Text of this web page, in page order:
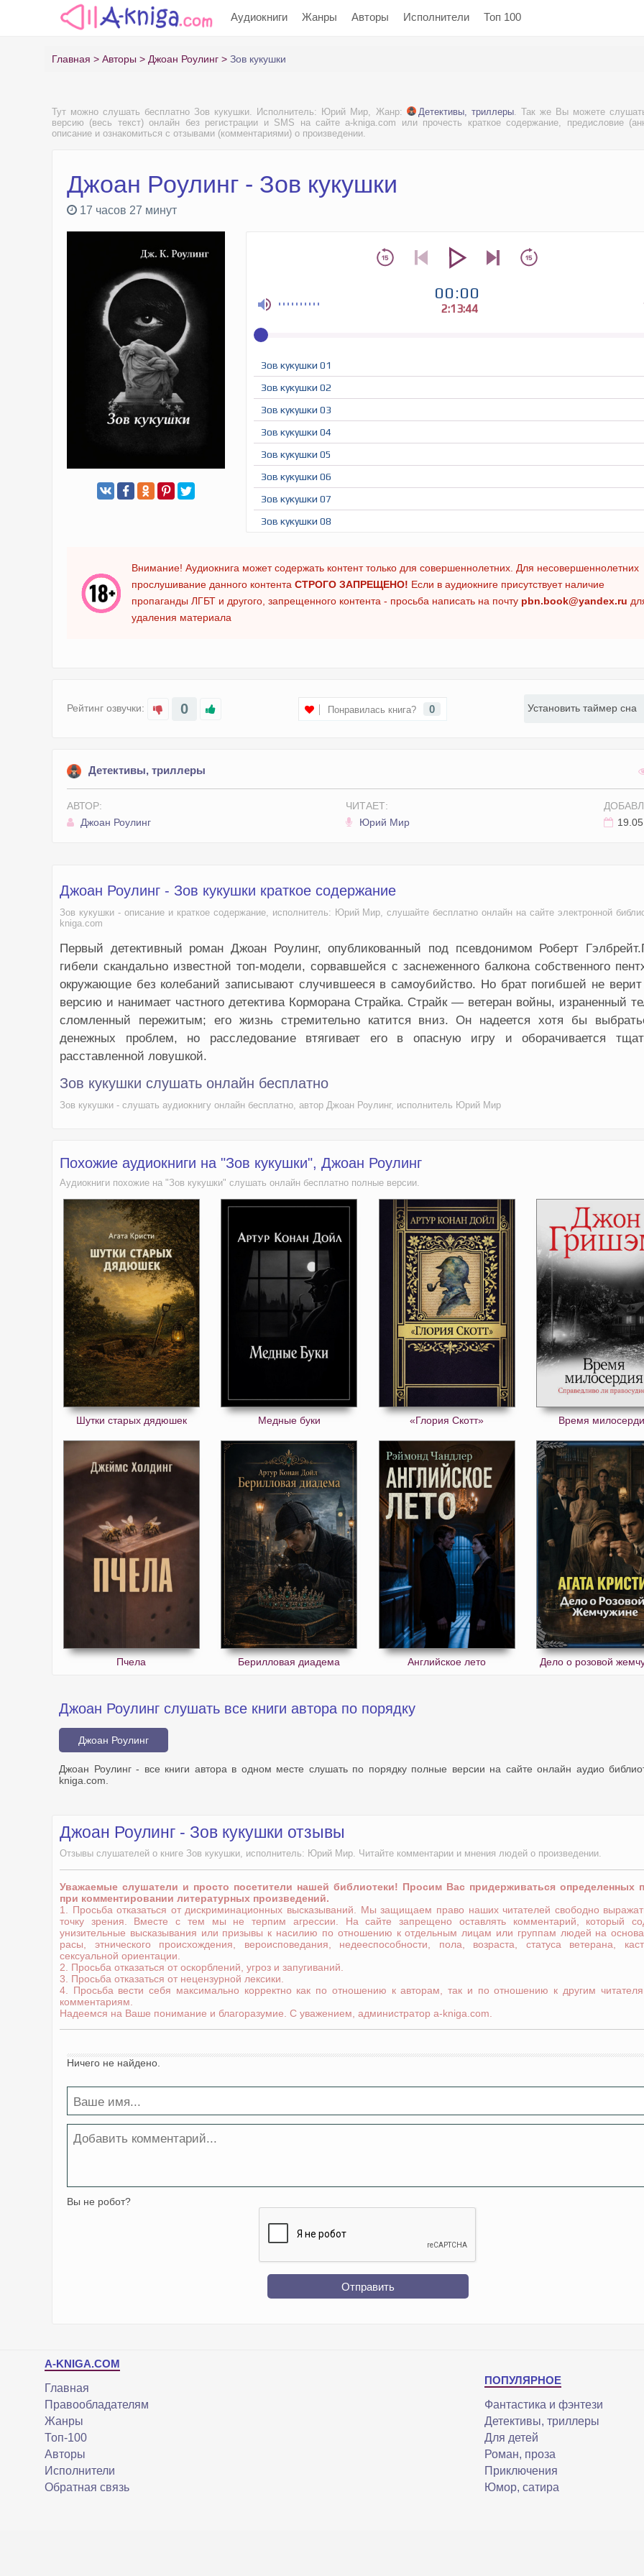
Аудиокниги Жанры Авторы Исполнители Топ 100
Главная Авторы Джоан Роулинг Зов кукушки
Тут можно слушать бесплатно Зов кукушки. Исполнитель: Юрий Мир, Жанр: Детективы, триллеры. Так же Вы можете
версию (весь текст) онлайн без регистрации и SMS на сайте a-kniga.com или прочесть краткое содержание, предисловие
описание и ознакомиться с отзывами (комментариями) о произведении.
Джоан Роулинг - Зов кукушки
17 часов 27 минут
00:00
2:13:44
Зов кукушки 01
Зов кукушки 02
Зов кукушки 03
Зов кукушки 04
Зов кукушки 05
Зов кукушки 06
Зов кукушки 07
Зов кукушки 08
Внимание! Аудиокнига может содержать контент только для совершеннолетних. Для несовершеннолетних
прослушивание данного контента СТРОГО ЗАПРЕЩЕНО! Если в аудиокниге присутствует наличие
пропаганды ЛГБТ и другого, запрещенного контента - просьба написать на почту pbn.book@yandex.ru
удаления материала
Рейтинг озвучки: 0 Понравилась книга? 0 Установить таймер сна
Детективы, триллеры
АВТОР:
Джоан Роулинг
ЧИТАЕТ:
Юрий Мир
Джоан Роулинг - Зов кукушки краткое содержание
Зов кукушки - описание и краткое содержание, исполнитель: Юрий Мир, слушайте бесплатно онлайн на сайте электронной
kniga.com
Первый детективный роман Джоан Роулинг, опубликованный под псевдонимом Роберт
гибели скандально известной топ-модели, сорвавшейся с заснеженного балкона собственного
окружающие без колебаний записывают случившееся в самоубийство. Но брат погибшей не
версию и нанимает частного детектива Корморана Страйка. Страйк — ветеран войны, израненный
сломленный пережитым; его жизнь стремительно катится вниз. Он надеется хотя бы
денежных проблем, но расследование втягивает его в опасную игру и оборачивается
расставленной ловушкой.
Зов кукушки слушать онлайн бесплатно
Зов кукушки - слушать аудиокнигу онлайн бесплатно, автор Джоан Роулинг, исполнитель Юрий Мир
Похожие аудиокниги на "Зов кукушки", Джоан Роулинг
Аудиокниги похожие на "Зов кукушки" слушать онлайн бесплатно полные версии.
Шутки старых дядюшек Медные буки «Глория Скотт» Время
Пчела Берилловая диадема Английское лето Дело о розовой
Джоан Роулинг слушать все книги автора по порядку
Джоан Роулинг
Джоан Роулинг - все книги автора в одном месте слушать по порядку полные версии на сайте онлайн аудио
kniga.com.
Джоан Роулинг - Зов кукушки отзывы
Отзывы слушателей о книге Зов кукушки, исполнитель: Юрий Мир. Читайте комментарии и мнения людей о произведении.
Уважаемые слушатели и просто посетители нашей библиотеки! Просим Вас придерживаться определенных
при комментировании литературных произведений.
1. Просьба отказаться от дискриминационных высказываний. Мы защищаем право наших читателей свободно
точку зрения. Вместе с тем мы не терпим агрессии. На сайте запрещено оставлять комментарий, который
унизительные высказывания или призывы к насилию по отношению к отдельным лицам или группам людей на
расы, этнического происхождения, вероисповедания, недееспособности, пола, возраста, статуса ветерана,
сексуальной ориентации.
2. Просьба отказаться от оскорблений, угроз и запугиваний.
3. Просьба отказаться от нецензурной лексики.
4. Просьба вести себя максимально корректно как по отношению к авторам, так и по отношению к другим
комментариям.
Надеемся на Ваше понимание и благоразумие. С уважением, администратор a-kniga.com.
Ничего не найдено.
Вы не робот?
Отправить
A-KNIGA.COM
Главная
Правообладателям
Жанры
Топ-100
Авторы
Исполнители
Обратная связь
ПОПУЛЯРНОЕ
Фантастика и фэнтези
Детективы, триллеры
Для детей
Роман, проза
Приключения
Юмор, сатира